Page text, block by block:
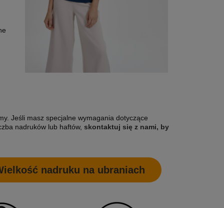
Jeśli masz specjalne wymagania dotyczące
nadruków lub haftów, skontaktuj się z nami, by
nadruku na ubraniach